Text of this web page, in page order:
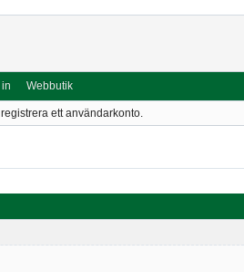
Webbutik
ett användarkonto.